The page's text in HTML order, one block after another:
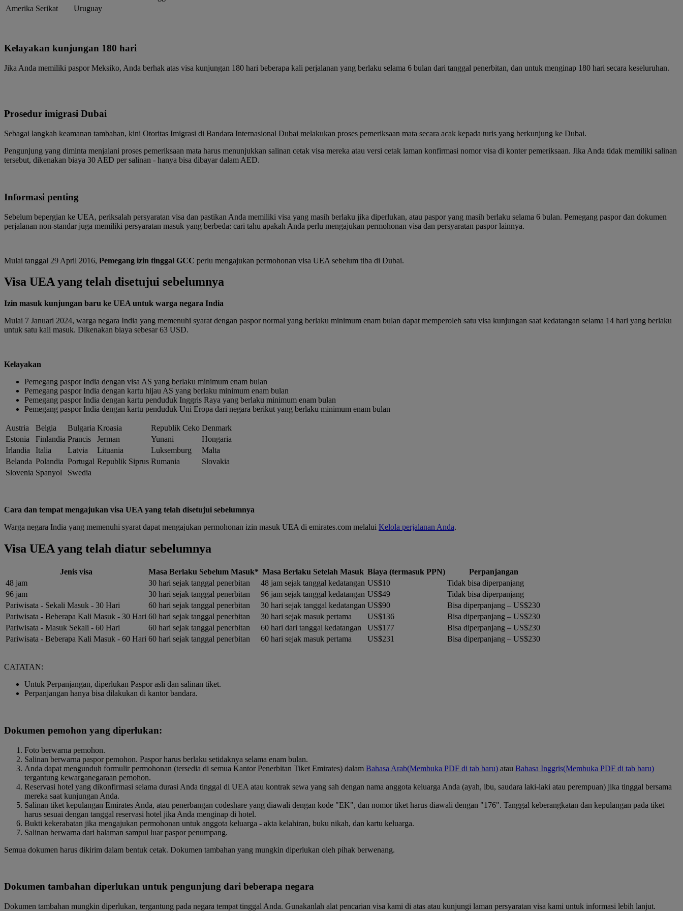
Amerika Serikat
Uruguay
Kelayakan kunjungan 180 hari
Jika Anda memiliki paspor Meksiko, Anda berhak atas visa kunjungan 180 hari beberapa kali perjalanan yang berlaku selama 6 bulan dari tanggal penerbitan, dan untuk menginap 180 hari secara keseluruhan.
Prosedur imigrasi Dubai
Sebagai langkah keamanan tambahan, kini Otoritas Imigrasi di Bandara Internasional Dubai melakukan proses pemeriksaan mata secara acak kepada turis yang berkunjung ke Dubai.
Pengunjung yang diminta menjalani proses pemeriksaan mata harus menunjukkan salinan cetak visa mereka atau versi cetak laman konfirmasi nomor visa di konter pemeriksaan. Jika Anda tidak memiliki salinan
tersebut, dikenakan biaya 30 AED per salinan - hanya bisa dibayar dalam AED.
Informasi penting
Sebelum bepergian ke UEA, periksalah persyaratan visa dan pastikan Anda memiliki visa yang masih berlaku jika diperlukan, atau paspor yang masih berlaku selama 6 bulan. Pemegang paspor dan dokumen
perjalanan non-standar juga memiliki persyaratan masuk yang berbeda: cari tahu apakah Anda perlu mengajukan permohonan visa dan persyaratan paspor lainnya.
Mulai tanggal 29 April 2016, Pemegang izin tinggal GCC perlu mengajukan permohonan visa UEA sebelum tiba di Dubai.
Visa UEA yang telah disetujui sebelumnya
Izin masuk kunjungan baru ke UEA untuk warga negara India
Mulai 7 Januari 2024, warga negara India yang memenuhi syarat dengan paspor normal yang berlaku minimum enam bulan dapat memperoleh satu visa kunjungan saat kedatangan selama 14 hari yang berlaku
untuk satu kali masuk. Dikenakan biaya sebesar 63 USD.
Kelayakan
Pemegang paspor India dengan visa AS yang berlaku minimum enam bulan
Pemegang paspor India dengan kartu hijau AS yang berlaku minimum enam bulan
Pemegang paspor India dengan kartu penduduk Inggris Raya yang berlaku minimum enam bulan
Pemegang paspor India dengan kartu penduduk Uni Eropa dari negara berikut yang berlaku minimum enam bulan
Austria Belgia Bulgaria Kroasia Republik Ceko Denmark
Estonia
Finlandia Prancis Jerman Yunani
Hongaria
Irlandia
Italia Latvia Lituania Luksemburg
Malta
Belanda Polandia Portugal Republik Siprus Rumania
Slovakia
Slovenia Spanyol Swedia
Cara dan tempat mengajukan visa UEA yang telah disetujui sebelumnya
Warga negara India yang memenuhi syarat dapat mengajukan permohonan izin masuk UEA di emirates.com melalui Kelola perjalanan Anda.
Visa UEA yang telah diatur sebelumnya
Jenis visa Masa Berlaku Sebelum Masuk* Masa Berlaku Setelah Masuk Biaya (termasuk PPN)
Perpanjangan
48 jam
30 hari sejak tanggal penerbitan 48 jam sejak tanggal kedatangan US$10
Tidak bisa diperpanjang
96 jam
30 hari sejak tanggal penerbitan 96 jam sejak tanggal kedatangan US$49
Tidak bisa diperpanjang
Pariwisata - Sekali Masuk - 30 Hari
60 hari sejak tanggal penerbitan 30 hari sejak tanggal kedatangan US$90
Bisa diperpanjang – US$230
Pariwisata - Beberapa Kali Masuk - 30 Hari 60 hari sejak tanggal penerbitan 30 hari sejak masuk pertama US$136
Bisa diperpanjang – US$230
Pariwisata - Masuk Sekali - 60 Hari
60 hari sejak tanggal penerbitan 60 hari dari tanggal kedatangan US$177
Bisa diperpanjang – US$230
Pariwisata - Beberapa Kali Masuk - 60 Hari 60 hari sejak tanggal penerbitan 60 hari sejak masuk pertama US$231 Bisa diperpanjang – US$230
CATATAN:
Untuk Perpanjangan, diperlukan Paspor asli dan salinan tiket.
Perpanjangan hanya bisa dilakukan di kantor bandara.
Dokumen pemohon yang diperlukan:
Foto berwarna pemohon.
Salinan berwarna paspor pemohon. Paspor harus berlaku setidaknya selama enam bulan.
Anda dapat mengunduh formulir permohonan (tersedia di semua Kantor Penerbitan Tiket Emirates) dalam Bahasa Arab(Membuka PDF di tab baru) atau Bahasa Inggris(Membuka PDF di tab baru)
tergantung kewarganegaraan pemohon.
Reservasi hotel yang dikonfirmasi selama durasi Anda tinggal di UEA atau kontrak sewa yang sah dengan nama anggota keluarga Anda (ayah, ibu, saudara laki-laki atau perempuan) jika tinggal bersama
mereka saat kunjungan Anda.
Salinan tiket kepulangan Emirates Anda, atau penerbangan codeshare yang diawali dengan kode "EK", dan nomor tiket harus diawali dengan "176". Tanggal keberangkatan dan kepulangan pada tiket
harus sesuai dengan tanggal reservasi hotel jika Anda menginap di hotel.
Bukti kekerabatan jika mengajukan permohonan untuk anggota keluarga - akta kelahiran, buku nikah, dan kartu keluarga.
Salinan berwarna dari halaman sampul luar paspor penumpang.
Semua dokumen harus dikirim dalam bentuk cetak. Dokumen tambahan yang mungkin diperlukan oleh pihak berwenang.
Dokumen tambahan diperlukan untuk pengunjung dari beberapa negara
Dokumen tambahan mungkin diperlukan, tergantung pada negara tempat tinggal Anda. Gunakanlah alat pencarian visa kami di atas atau kunjungi laman persyaratan visa kami untuk informasi lebih lanjut.